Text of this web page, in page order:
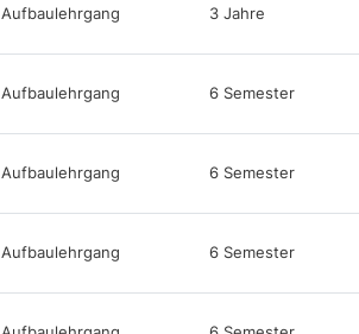
Aufbaulehrgang 3 Jahre
Aufbaulehrgang 6 Semester
Aufbaulehrgang 6 Semester
Aufbaulehrgang 6 Semester